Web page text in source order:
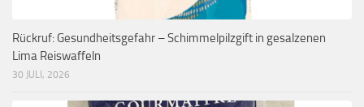
Rückruf: Gesundheitsgefahr – Schimmelpilzgift in gesalzenen
Lima Reiswaffeln
30 JULI, 2026